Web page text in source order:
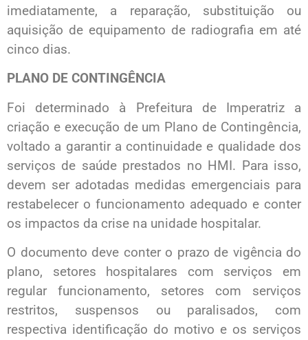
imediatamente, a reparação, substituição ou
aquisição de equipamento de radiografia em até
cinco dias.
PLANO DE CONTINGÊNCIA
Foi determinado à Prefeitura de Imperatriz a
criação e execução de um Plano de Contingência,
voltado a garantir a continuidade e qualidade dos
serviços de saúde prestados no HMI. Para isso,
devem ser adotadas medidas emergenciais para
restabelecer o funcionamento adequado e conter
os impactos da crise na unidade hospitalar.
O documento deve conter o prazo de vigência do
plano, setores hospitalares com serviços em
regular funcionamento, setores com serviços
restritos, suspensos ou paralisados, com
respectiva identificação do motivo e os serviços